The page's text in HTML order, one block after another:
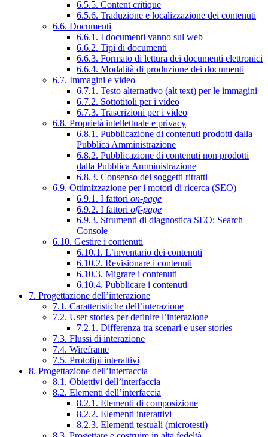
6.5.5. Content critique
6.5.6. Traduzione e localizzazione dei contenuti
6.6. Documenti
6.6.1. I documenti vanno sul web
6.6.2. Tipi di documenti
6.6.3. Formato di lettura dei documenti elettronici
6.6.4. Modalità di produzione dei documenti
6.7. Immagini e video
6.7.1. Testo alternativo (alt text) per le immagini
6.7.2. Sottotitoli per i video
6.7.3. Trascrizioni per i video
6.8. Proprietà intellettuale e privacy
6.8.1. Pubblicazione di contenuti prodotti dalla
Pubblica Amministrazione
6.8.2. Pubblicazione di contenuti non prodotti
dalla Pubblica Amministrazione
6.8.3. Consenso dei soggetti ritratti
6.9. Ottimizzazione per i motori di ricerca (SEO)
6.9.1. I fattori on-page
6.9.2. I fattori off-page
6.9.3. Strumenti di diagnostica SEO: Search
Console
6.10. Gestire i contenuti
6.10.1. L’inventario dei contenuti
6.10.2. Revisionare i contenuti
6.10.3. Migrare i contenuti
6.10.4. Pubblicare i contenuti
7. Progettazione dell’interazione
7.1. Caratteristiche dell’interazione
7.2. User stories per definire l’interazione
7.2.1. Differenza tra scenari e user stories
7.3. Flussi di interazione
7.4. Wireframe
7.5. Prototipi interattivi
8. Progettazione dell’interfaccia
8.1. Obiettivi dell’interfaccia
8.2. Elementi dell’interfaccia
8.2.1. Elementi di composizione
8.2.2. Elementi interattivi
8.2.3. Elementi testuali (microtesti)